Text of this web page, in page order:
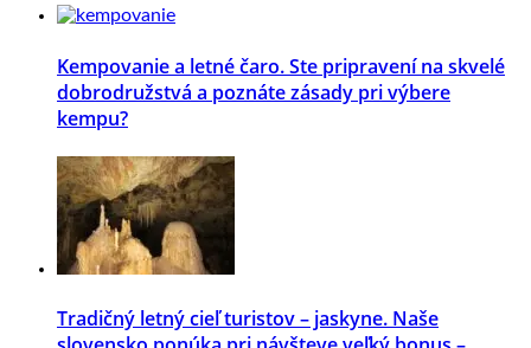
Kempovanie a letné čaro. Ste pripravení na skvelé
dobrodružstvá a poznáte zásady pri výbere
kempu?
Tradičný letný cieľ turistov – jaskyne. Naše